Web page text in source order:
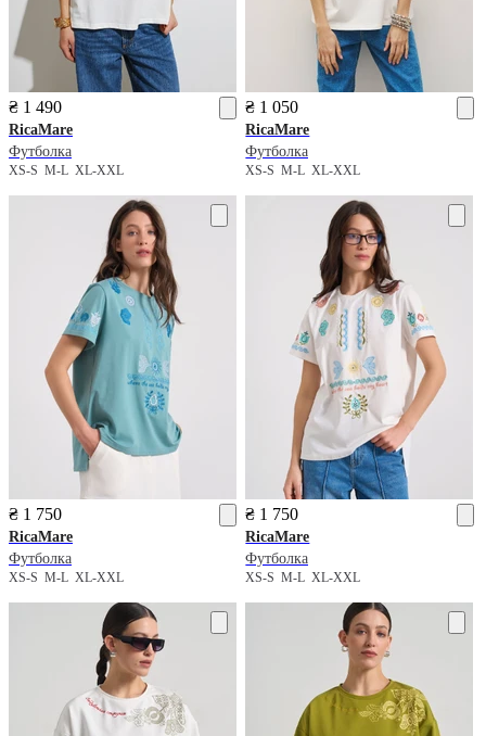
₴ 1 490
RicaMare
Футболка
XS-S M-L XL-XXL
₴ 1 050
RicaMare
Футболка
XS-SM-LXL-XXL
₴ 1 750
RicaMare
Футболка
XS-S M-L XL-XXL
₴ 1 750
RicaMare
Футболка
XS-SM-LXL-XXL